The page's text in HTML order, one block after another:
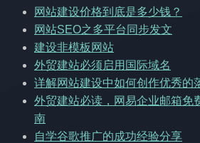
网站建设价格到底是多少钱？
网站SEO之多平台同步发文
建设非模板网站
外贸建站必须启用国际域名
详解网站建设中如何创作优秀的
外贸建站必读，网易企业邮箱免
南
自学谷歌推广的成功经验分享